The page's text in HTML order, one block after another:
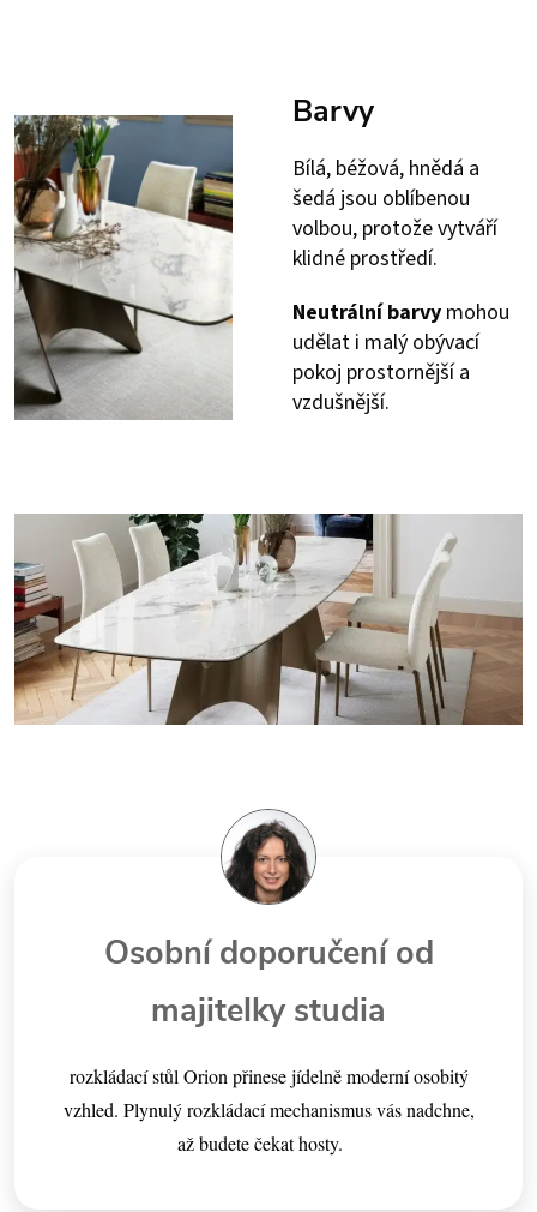
Barvy
Bílá, béžová, hnědá a
šedá jsou oblíbenou
volbou, protože vytváří
klidné prostředí.
Neutrální barvy mohou
udělat i malý obývací
pokoj prostornější a
vzdušnější.
Osobní doporučení od
majitelky studia
rozkládací stůl Orion přinese jídelně moderní osobitý
vzhled. Plynulý rozkládací mechanismus vás nadchne,
až budete čekat hosty.